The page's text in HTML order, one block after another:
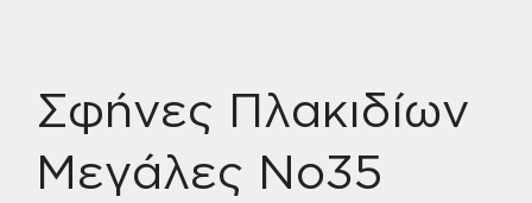
Σφήνες Πλακιδίων
Μεγάλες No35